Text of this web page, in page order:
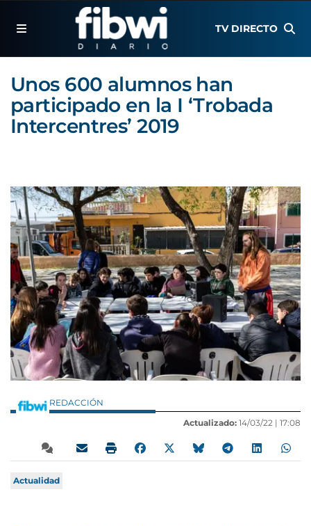
TV DIRECTO
Unos 600 alumnos han
participado en la I ‘Trobada
Intercentres’ 2019
REDACCIÓN
Actualizado: 14/03/22 | 17:08
Actualidad